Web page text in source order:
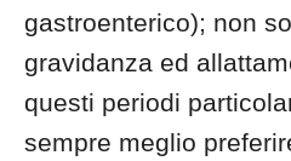
gastroenterico); non
gravidanza ed
questi periodi
sempre meglio